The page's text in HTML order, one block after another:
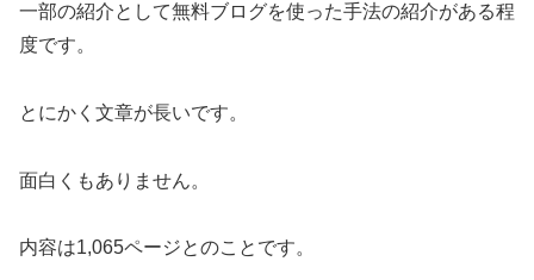
一部の紹介として無料ブログを使った手法の紹介がある程
度です。
とにかく文章が長いです。
面白くもありません。
内容は1,065ページとのことです。